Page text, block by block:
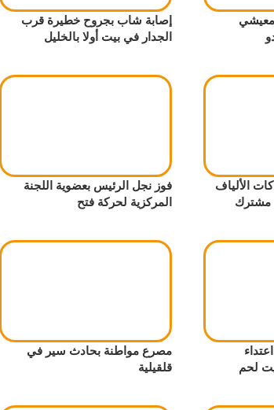
إصابة شاب بجروح خطيرة قرب
الجدار في بيت أولا بالخليل
الألياف
فوز نجل الرئيس بعضوية اللجنة
المركزية لحركة فتح
اعتداء
لحم
مصرع مواطنة بحادث سير في
قلقيلية